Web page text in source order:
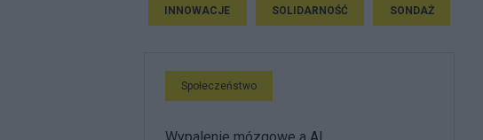
INNOWACJE SOLIDARNOŚĆ SONDAŻ
Społeczeństwo